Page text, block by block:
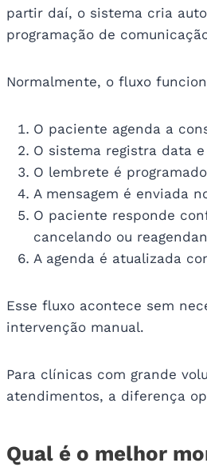
partir daí, o sistema cria
programação de
Normalmente, o fluxo
O paciente agenda a
O sistema registra data
O lembrete é
A mensagem é enviada
O paciente responde
cancelando ou
A agenda é atualizada
Esse fluxo acontece sem
intervenção manual.
Para clínicas com grande
atendimentos, a diferença
Qual é o melhor